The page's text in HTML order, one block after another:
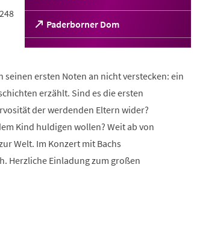
Paderborner Dom
(Öffnet
in
einem
Tab)
ersten Noten an nicht verstecken: ein
erzählt. Sind es die ersten
der werdenden Eltern wider?
Kind huldigen wollen? Weit ab von
Welt. Im Konzert mit Bachs
Herzliche Einladung zum großen